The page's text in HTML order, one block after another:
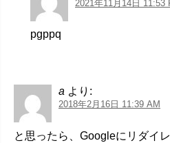
2021年11月14日 11:53
pgppq
a より:
2018年2月16日 11:39 AM
と思ったら、Googleにリダイ